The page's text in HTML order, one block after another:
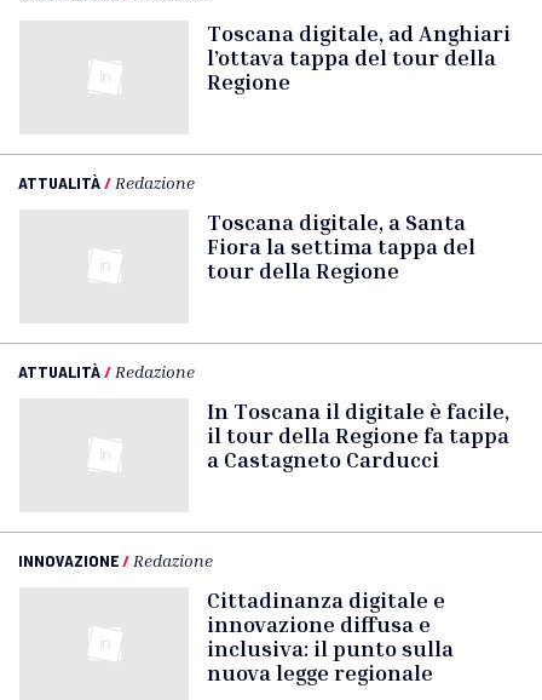
Toscana digitale, ad Anghiari
l’ottava tappa del tour della
Regione
ATTUALITÀ/ Redazione
Toscana digitale, a Santa
Fiora la settima tappa del
tour della Regione
ATTUALITÀ/ Redazione
In Toscana il digitale è facile,
il tour della Regione fa tappa
a Castagneto Carducci
INNOVAZIONE/ Redazione
Cittadinanza digitale e
innovazione diffusa e
inclusiva: il punto sulla
nuova legge regionale